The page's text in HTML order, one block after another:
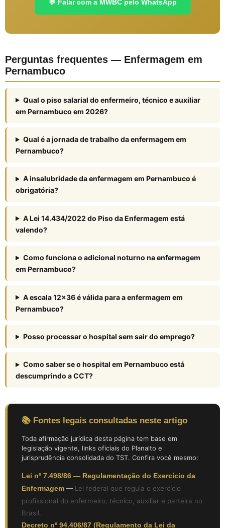
💬 Falar com a MWBC pelo WhatsApp
Perguntas frequentes — Enfermagem em
Pernambuco
Qual o piso salarial do enfermeiro, técnico e auxiliar
em Pernambuco em 2026?
Qual é a jornada de trabalho da enfermagem em
Pernambuco?
A insalubridade da enfermagem em Pernambuco é
obrigatória?
A Lei 14.434/2022 do Piso da Enfermagem está
valendo?
Como funciona o adicional noturno na enfermagem
em Pernambuco?
A escala 12×36 é válida para a enfermagem em
Pernambuco?
Posso processar o hospital sem sair do emprego?
Como saber se o hospital em Pernambuco está
descumprindo a CCT?
📚 Fontes legais consultadas neste artigo
Toda afirmação jurídica desta página tem base em
legislação vigente, links oficiais do Planalto e
jurisprudência consolidada do TST. Confira você mesmo:
Lei nº 7.498/86 — Regulamentação do Exercício da
Enfermagem — Lei federal que regula o exercício
profissional do enfermeiro, técnico, auxiliar e parteira no
Brasil.
Decreto nº 94.406/87 (Regulamento da Lei da